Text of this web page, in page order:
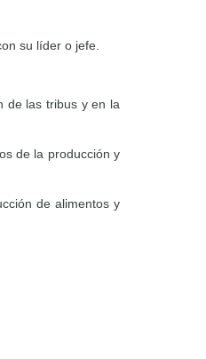
su líder o jefe.
de las tribus y en la
de la producción y
de alimentos y